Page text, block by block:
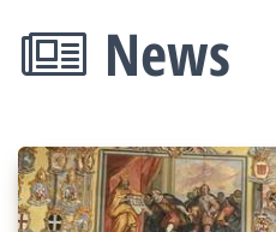
News